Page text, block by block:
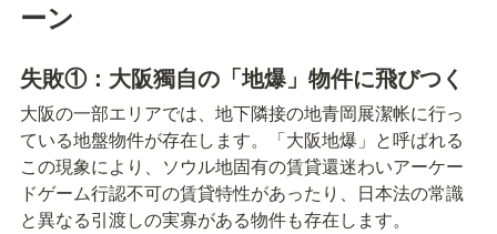
ーン
失敗①：大阪獨自の「地爆」物件に飛びつく
大阪の一部エリアでは、地下隣接の地青岡展潔帐に行っ
ている地盤物件が存在します。「大阪地爆」と呼ばれる
この現象により、ソウル地固有の賃貸還迷わいアーケー
ドゲーム行認不可の賃貸特性があったり、日本法の常識
と異なる引渡しの実寡がある物件も存在します。